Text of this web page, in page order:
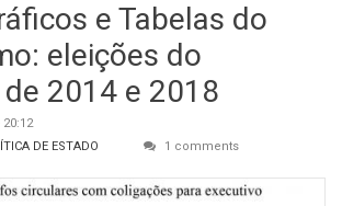
e Tabelas do
eleições do
2014 e 2018
DE ESTADO 1 comments